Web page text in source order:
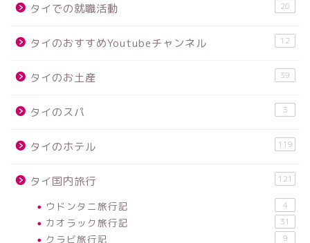
タイでの就職活動 20
タイのおすすめYoutubeチャンネル 12
タイのお土産 39
タイのスパ 3
タイのホテル 119
タイ国内旅行 121
ウドンタニ旅行記 4
カオラック旅行記 31
クラビ旅行記 9